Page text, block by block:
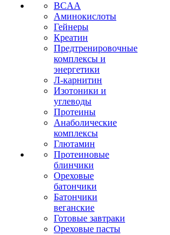
BCAA
Аминокислоты
Гейнеры
Креатин
Предтренировочные
комплексы и
энергетики
Л-карнитин
Изотоники и
углеводы
Протеины
Анаболические
комплексы
Глютамин
Протеиновые
блинчики
Ореховые
батончики
Батончики
веганские
Готовые завтраки
Ореховые пасты